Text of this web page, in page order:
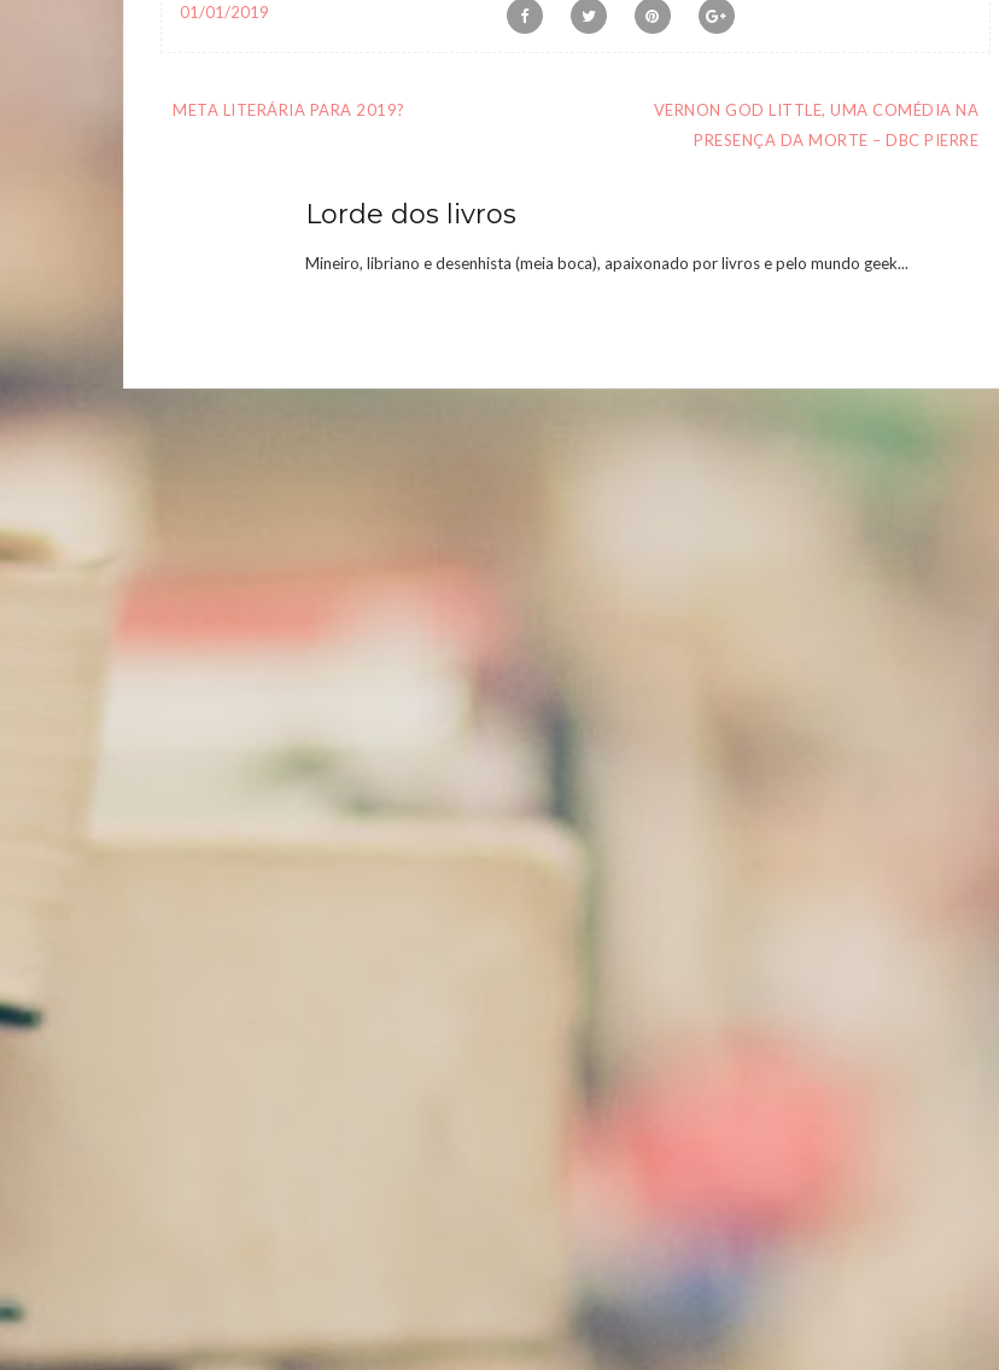
01/01/2019
Navegação
META LITERÁRIA PARA 2019?
VERNON GOD LITTLE, UMA COMÉDIA NA
PRESENÇA DA MORTE – DBC PIERRE
Lorde dos livros
Mineiro, libriano e desenhista (meia boca), apaixonado por livros e pelo mundo geek...